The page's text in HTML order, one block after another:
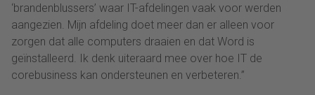
‘brandenblussers’ waar IT-afdelingen vaak voor werden
aangezien. Mijn afdeling doet meer dan er alleen voor
zorgen dat alle computers draaien en dat Word is
geïnstalleerd. Ik denk uiteraard mee over hoe IT de
corebusiness kan ondersteunen en verbeteren.”